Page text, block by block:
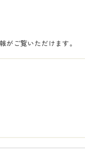
ご覧いただけます。